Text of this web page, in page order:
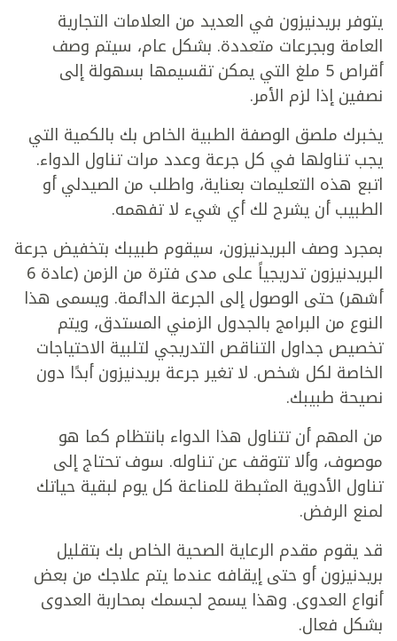
يتوفر بريدنيزون في العديد من العلامات التجارية
العامة وبجرعات متعددة. بشكل عام، سيتم وصف
أقراص 5 ملغ التي يمكن تقسيمها بسهولة إلى
نصفين إذا لزم الأمر.
يخبرك ملصق الوصفة الطبية الخاص بك بالكمية التي
يجب تناولها في كل جرعة وعدد مرات تناول الدواء.
اتبع هذه التعليمات بعناية، واطلب من الصيدلي أو
الطبيب أن يشرح لك أي شيء لا تفهمه.
بمجرد وصف البريدنيزون، سيقوم طبيبك بتخفيض جرعة
البريدنيزون تدريجياً على مدى فترة من الزمن (عادة 6
أشهر) حتى الوصول إلى الجرعة الدائمة. ويسمى هذا
النوع من البرامج بالجدول الزمني المستدق، ويتم
تخصيص جداول التناقص التدريجي لتلبية الاحتياجات
الخاصة لكل شخص. لا تغير جرعة بريدنيزون أبدًا دون
نصيحة طبيبك.
من المهم أن تتناول هذا الدواء بانتظام كما هو
موصوف، وألا تتوقف عن تناوله. سوف تحتاج إلى
تناول الأدوية المثبطة للمناعة كل يوم لبقية حياتك
لمنع الرفض.
قد يقوم مقدم الرعاية الصحية الخاص بك بتقليل
بريدنيزون أو حتى إيقافه عندما يتم علاجك من بعض
أنواع العدوى. وهذا يسمح لجسمك بمحاربة العدوى
بشكل فعال.